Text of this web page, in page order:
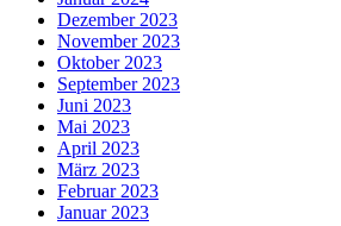
Dezember 2023
November 2023
Oktober 2023
September 2023
Juni 2023
Mai 2023
April 2023
März 2023
Februar 2023
Januar 2023